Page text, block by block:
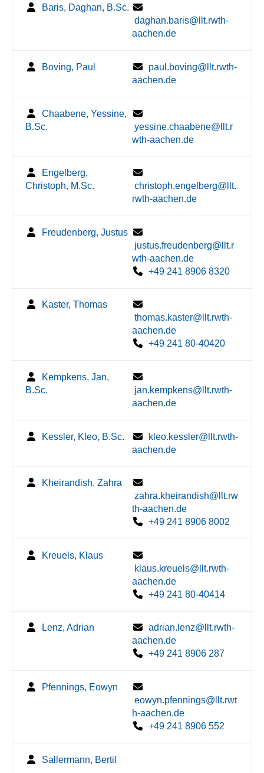
Baris, Daghan, B.Sc.
daghan.baris@llt.rwth-
aachen.de
Boving, Paul
paul.boving@llt.rwth-
aachen.de
Chaabene, Yessine,
B.Sc.
yessine.chaabene@llt.r
wth-aachen.de
Engelberg,
Christoph, M.Sc.
christoph.engelberg@llt.
rwth-aachen.de
Freudenberg, Justus
justus.freudenberg@llt.r
wth-aachen.de
+49 241 8906 8320
Kaster, Thomas
thomas.kaster@llt.rwth-
aachen.de
+49 241 80-40420
Kempkens, Jan,
B.Sc.
jan.kempkens@llt.rwth-
aachen.de
Kessler, Kleo, B.Sc.
kleo.kessler@llt.rwth-
aachen.de
Kheirandish, Zahra
zahra.kheirandish@llt.rw
th-aachen.de
+49 241 8906 8002
Kreuels, Klaus
klaus.kreuels@llt.rwth-
aachen.de
+49 241 80-40414
Lenz, Adrian
adrian.lenz@llt.rwth-
aachen.de
+49 241 8906 287
Pfennings, Eowyn
eowyn.pfennings@llt.rwt
h-aachen.de
+49 241 8906 552
Sallermann, Bertil